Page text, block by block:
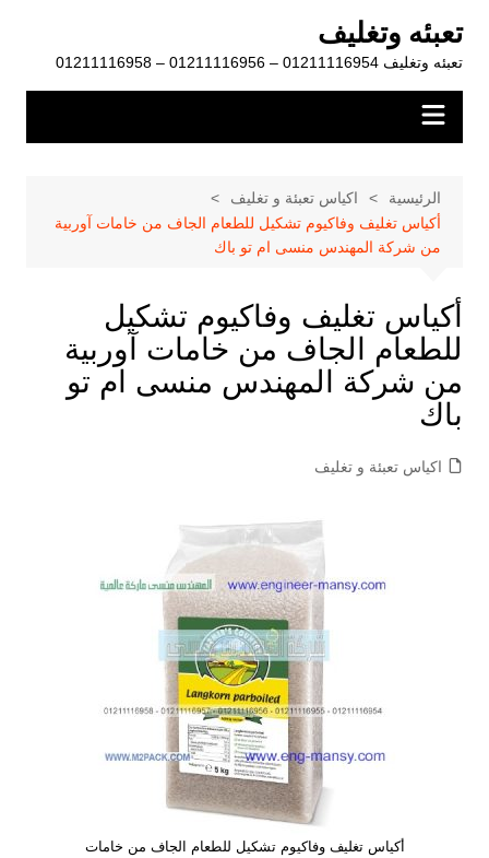
المحتوى
تعبئه وتغليف
تعبئه وتغليف 01211116954 – 01211116956 – 01211116958
الرئيسية
اكياس تعبئة و تغليف
أكياس تغليف وفاكيوم تشكيل للطعام الجاف من خامات آوربية
من شركة المهندس منسى ام تو باك
أكياس تغليف وفاكيوم تشكيل
للطعام الجاف من خامات آوربية
من شركة المهندس منسى ام تو
باك
اكياس تعبئة و تغليف
أكياس تغليف وفاكيوم تشكيل للطعام الجاف من خامات